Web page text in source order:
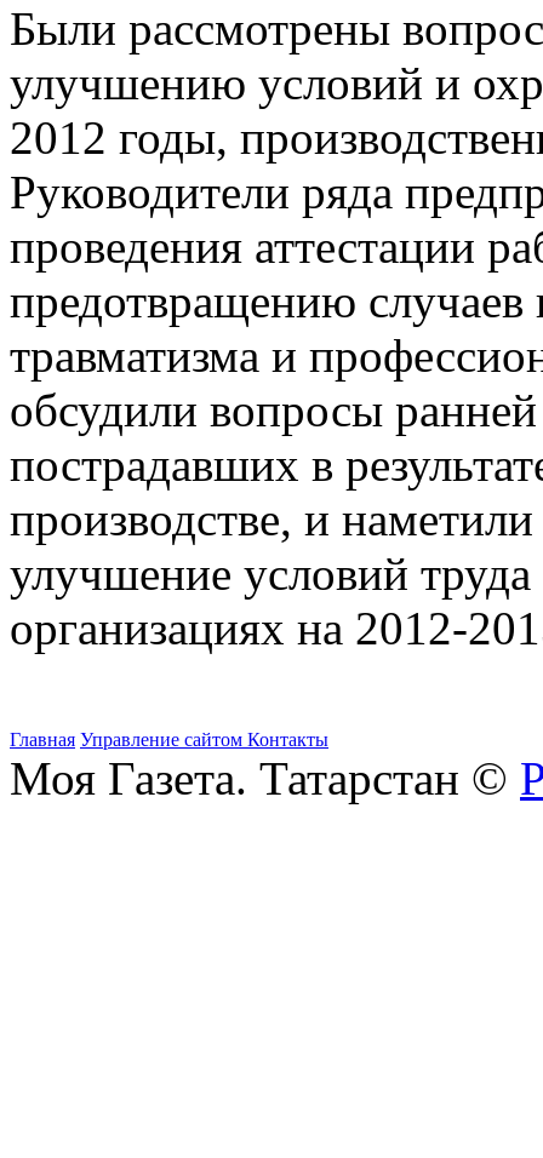
Были рассмотрены
улучшению условий и
2012 годы,
Руководители ряда
проведения аттестации
предотвращению случаев
травматизма и
обсудили вопросы
пострадавших в
производстве, и
улучшение условий
организациях на 2012-
Главная Управление сайтом Контакты
Моя Газета. Татарстан ©